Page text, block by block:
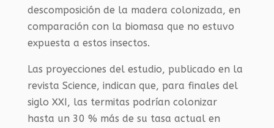
descomposición de la madera colonizada, en
comparación con la biomasa que no estuvo
expuesta a estos insectos.
Las proyecciones del estudio, publicado en la
revista Science, indican que, para finales del
siglo XXI, las termitas podrían colonizar
hasta un 30 % más de su tasa actual en